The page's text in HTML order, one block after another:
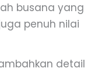
busana yang
penuh nilai
detail